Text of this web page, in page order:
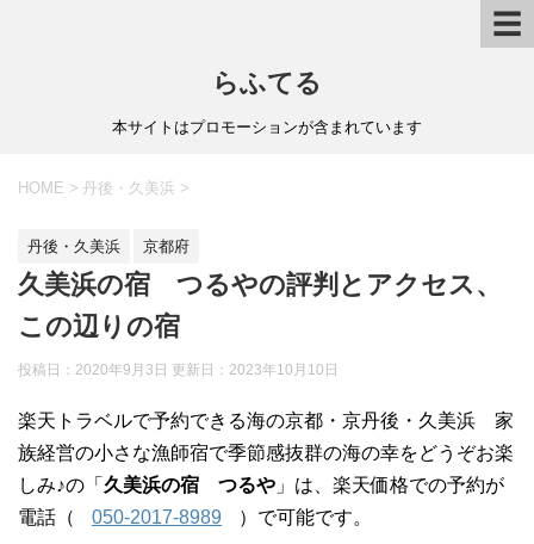
☰
らふてる
本サイトはプロモーションが含まれています
HOME > 丹後・久美浜 >
丹後・久美浜 京都府
久美浜の宿 つるやの評判とアクセス、
この辺りの宿
投稿日：2020年9月3日 更新日： 2023年10月10日
楽天トラベルで予約できる海の京都・京丹後・久美浜 家
族経営の小さな漁師宿で季節感抜群の海の幸をどうぞお楽
しみ♪の「 久美浜の宿 つるや 」は、楽天価格での予約が
電話（
050-2017-8989 ）で可能です。